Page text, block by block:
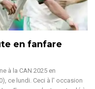
en fanfare
à la CAN 2025 en
ce lundi. Ceci à l' occasion